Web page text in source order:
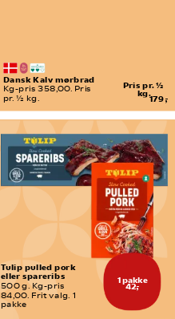
Pris pr. ½
kg.
179,-
Dansk Kalv mørbrad
Kg-pris 358,00. Pris
pr. ½ kg.
1 pakke
42,-
Tulip pulled pork
eller spareribs
500 g. Kg-pris
84,00. Frit valg. 1
pakke